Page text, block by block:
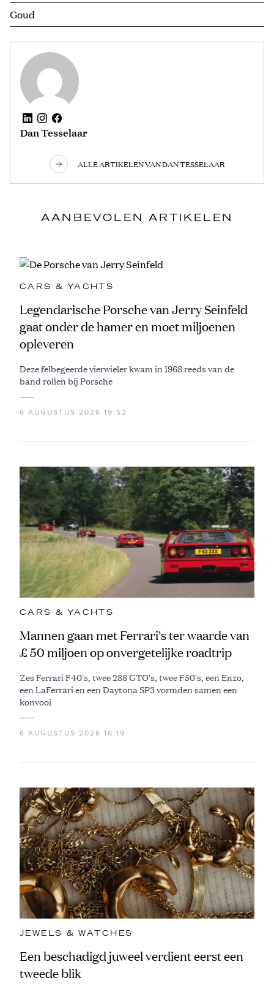
Goud
Dan Tesselaar
ALLE ARTIKELEN VAN DAN TESSELAAR
AANBEVOLEN ARTIKELEN
CARS & YACHTS
Legendarische Porsche van Jerry Seinfeld
gaat onder de hamer en moet miljoenen
opleveren
Deze felbegeerde vierwieler kwam in 1968 reeds van de
band rollen bij Porsche
6 AUGUSTUS 2026 19:52
CARS & YACHTS
Mannen gaan met Ferrari's ter waarde van
£ 50 miljoen op onvergetelijke roadtrip
Zes Ferrari F40's, twee 288 GTO's, twee F50's, een Enzo,
een LaFerrari en een Daytona SP3 vormden samen een
konvooi
6 AUGUSTUS 2026 16:19
JEWELS & WATCHES
Een beschadigd juweel verdient eerst een
tweede blik